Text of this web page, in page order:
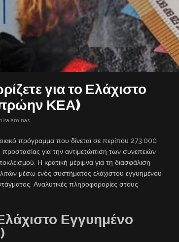
για το Ελάχιστο
ΚΕΑ)
πρόγραμμα που δίνεται σε περίπου 273.000
προστασίας για την αντιμετώπιση των συνεπειών
Η κρατική μέριμνα για τη διασφάλιση
μέσω ενός συστήματος ελάχιστου εγγυημένου
Αναλυτικές πληροφορορίες στους
Εγγυημένο